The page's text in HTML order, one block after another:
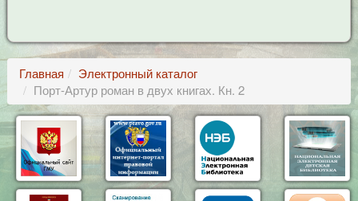
Главная
Электронный каталог
Порт-Артур роман в двух книгах. Кн. 2